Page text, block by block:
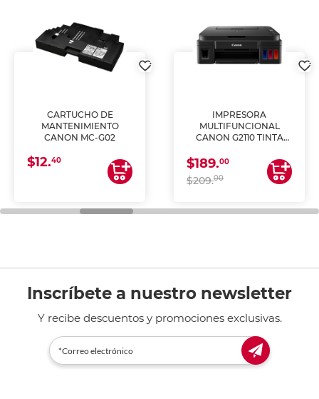
CARTUCHO DE
MANTENIMIENTO
CANON MC-G02
$12.40
IMPRESORA
MULTIFUNCIONAL
CANON G2110 TINTA
$189.00
$209.00
Inscríbete a nuestro newsletter
Y recibe descuentos y promociones exclusivas.